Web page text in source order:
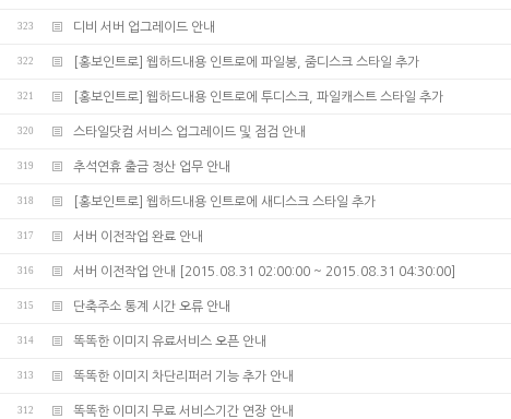
323 디비 서버 업그레이드 안내
322 [홍보인트로] 웹하드내용 인트로에 파일봉, 줌디스크 스타일 추가
321 [홍보인트로] 웹하드내용 인트로에 투디스크, 파일캐스트 스타일 추가
320 스타일닷컴 서비스 업그레이드 및 점검 안내
319 추석연휴 출금 정산 업무 안내
318 [홍보인트로] 웹하드내용 인트로에 새디스크 스타일 추가
317 서버 이전작업 완료 안내
316 서버 이전작업 안내 [2015.08.31 02:00:00 ~ 2015.08.31 04:30:00]
315 단축주소 통계 시간 오류 안내
314 똑똑한 이미지 유료서비스 오픈 안내
313 똑똑한 이미지 차단리퍼러 기능 추가 안내
312 똑똑한 이미지 무료 서비스기간 연장 안내